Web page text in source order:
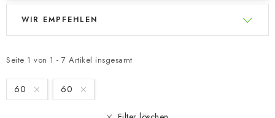
L
t
e
d
Seite 1 von 1 - 7 Artikel insgesamt
P
d
u
k
WIR EMPFEHLEN
60 60